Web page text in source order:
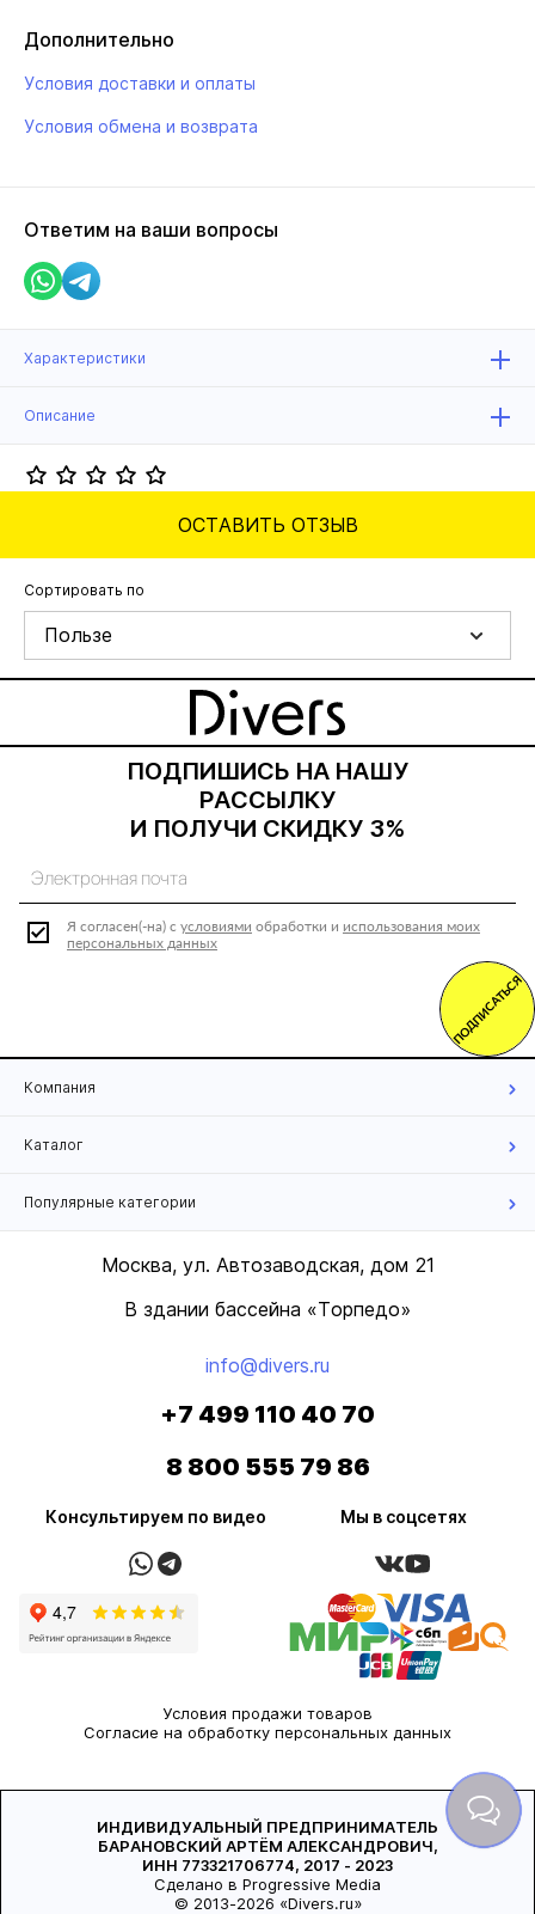
Дополнительно
Условия доставки и оплаты
Условия обмена и возврата
Ответим на ваши вопросы
Характеристики
Описание
ОСТАВИТЬ ОТЗЫВ
Сортировать по
Пользе
ПОДПИШИСЬ НА НАШУ
РАССЫЛКУ
И ПОЛУЧИ СКИДКУ 3%
Я согласен(-на) с условиями обработки и использования моих
персональных данных
ПОДПИСАТЬСЯ
Компания
Каталог
Популярные категории
Москва, ул. Автозаводская, дом 21
В здании бассейна «Торпедо»
info@divers.ru
Консультируем по видео Мы в соцсетях
+7 499 110 40 70
8 800 555 79 86
Условия продажи товаров
Согласие на обработку персональных данных
© 2013-2026 «Divers.ru»
ИНДИВИДУАЛЬНЫЙ ПРЕДПРИНИМАТЕЛЬ
БАРАНОВСКИЙ АРТЁМ АЛЕКСАНДРОВИЧ,
ИНН 773321706774, 2017 - 2023
Сделано в Progressive Media